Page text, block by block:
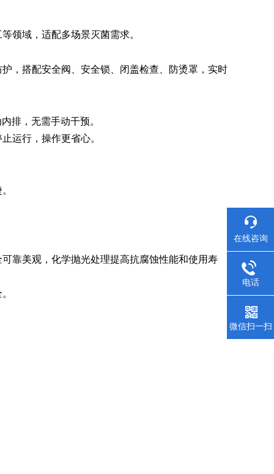
领域，适配多场景灭菌需求。
，搭配安全阀、安全锁、闭盖检查、防烫罩，实时
排，无需手动干预。
运行，操作更省心。
靠美观，化学抛光处理提高抗腐蚀性能和使用寿
在线咨询
电话
微信扫一扫